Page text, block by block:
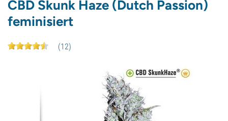
CBD Skunk Haze (Dutch Passion)
feminisiert
(12)